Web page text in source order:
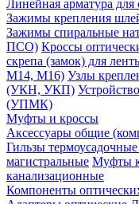
Линейная арматура
Зажимы крепления
Зажимы спиральные
ПСО) Кроссы
скрепа (замок) для
М14, М16) Узлы
(УКН, УКП)
(УПМК)
Муфты и кроссы
Аксессуары общие
Гильзы
магистральные Муфты
канализационные
Компоненты